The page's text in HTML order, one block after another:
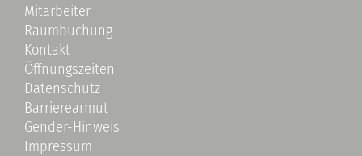
Mitarbeiter
Raumbuchung
Kontakt
Öffnungszeiten
Datenschutz
Barrierearmut
Gender-Hinweis
Impressum